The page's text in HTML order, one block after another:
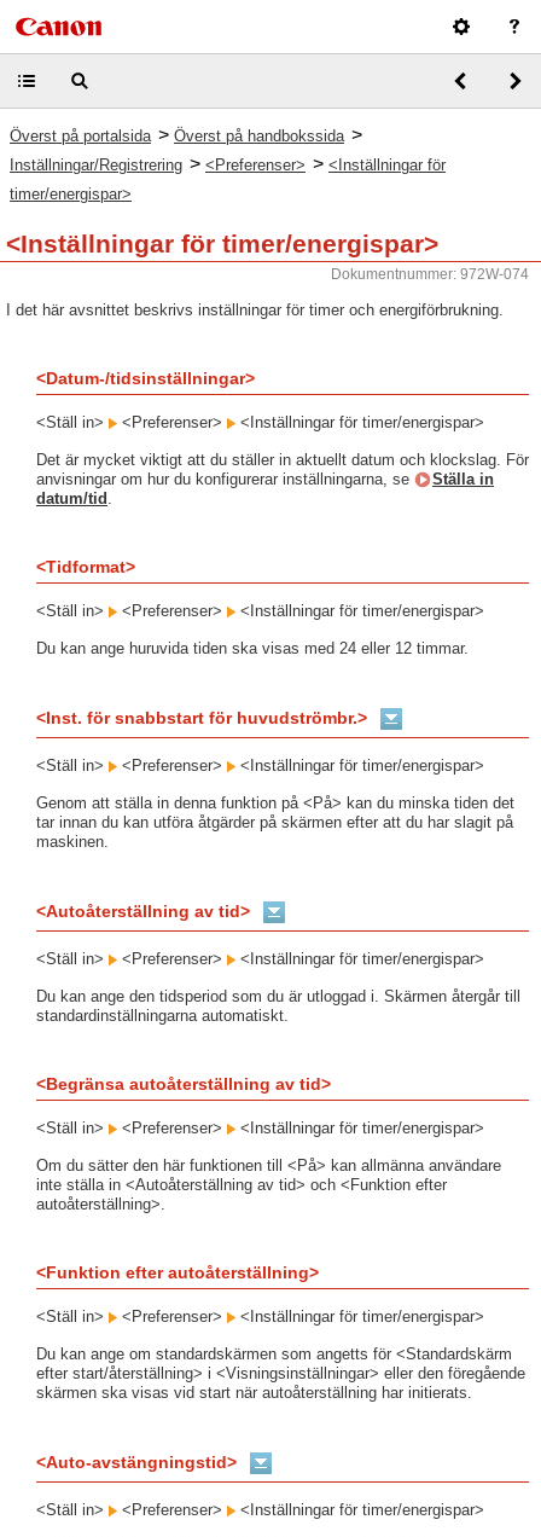
Överst på portalsida > Överst på handbokssida >
Inställningar/Registrering > <Preferenser> > <Inställningar för
timer/energispar>
<Inställningar för timer/energispar>
Dokumentnummer: 972W-074
I det här avsnittet beskrivs inställningar för timer och energiförbrukning.
<Datum-/tidsinställningar>
<Ställ in> <Preferenser> <Inställningar för timer/energispar>
Det är mycket viktigt att du ställer in aktuellt datum och klockslag. För
anvisningar om hur du konfigurerar inställningarna, se
Ställa in
datum/tid .
<Tidformat>
<Ställ in> <Preferenser> <Inställningar för timer/energispar>
Du kan ange huruvida tiden ska visas med 24 eller 12 timmar.
<Inst. för snabbstart för huvudströmbr.>
<Ställ in> <Preferenser> <Inställningar för timer/energispar>
Genom att ställa in denna funktion på <På> kan du minska tiden det
tar innan du kan utföra åtgärder på skärmen efter att du har slagit på
maskinen.
<Autoåterställning av tid>
<Ställ in> <Preferenser> <Inställningar för timer/energispar>
Du kan ange den tidsperiod som du är utloggad i. Skärmen återgår till
standardinställningarna automatiskt.
<Begränsa autoåterställning av tid>
<Ställ in> <Preferenser> <Inställningar för timer/energispar>
Om du sätter den här funktionen till <På> kan allmänna användare
inte ställa in <Autoåterställning av tid> och <Funktion efter
autoåterställning>.
<Funktion efter autoåterställning>
<Ställ in> <Preferenser> <Inställningar för timer/energispar>
Du kan ange om standardskärmen som angetts för <Standardskärm
efter start/återställning> i <Visningsinställningar> eller den föregående
skärmen ska visas vid start när autoåterställning har initierats.
<Auto-avstängningstid>
<Ställ in> <Preferenser> <Inställningar för timer/energispar>